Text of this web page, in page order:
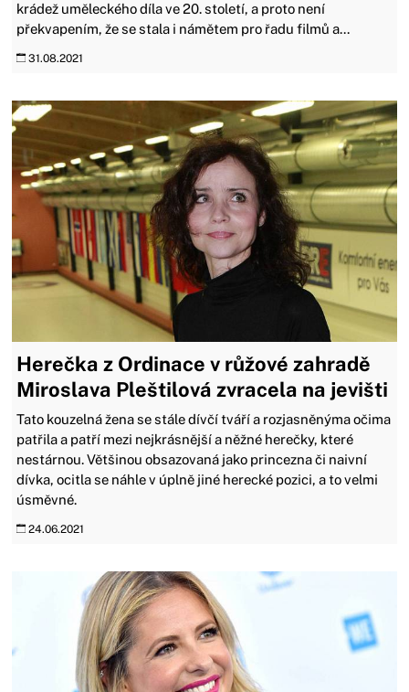
krádež uměleckého díla ve 20. století, a proto není
překvapením, že se stala i námětem pro řadu filmů a...
31.08.2021
Herečka z Ordinace v růžové zahradě
Miroslava Pleštilová zvracela na jevišti
Tato kouzelná žena se stále dívčí tváří a rozjasněnýma očima
patřila a patří mezi nejkrásnější a něžné herečky, které
nestárnou. Většinou obsazovaná jako princezna či naivní
dívka, ocitla se náhle v úplně jiné herecké pozici, a to velmi
úsměvné.
24.06.2021